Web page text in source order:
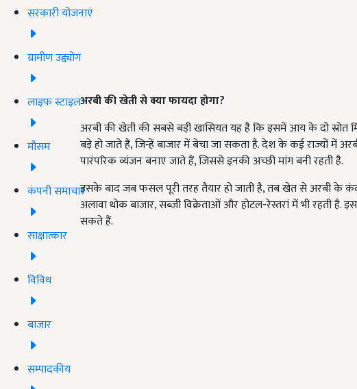
सरकारी योजनाएं
ग्रामीण उद्द्योग
लाइफ स्टाइल
मौसम
कंपनी समाचार
साक्षात्कार
विविध
बाजार
सम्पादकीय
अरबी की खेती से क्या फायदा होगा?
अरबी की खेती की सबसे बड़ी खासियत यह है कि इसमें आय के दो स्रोत
बड़े हो जाते हैं, जिन्हें बाजार में बेचा जा सकता है. देश के कई राज्यों में
पारंपरिक व्यंजन बनाए जाते हैं, जिससे इनकी अच्छी मांग बनी रहती है.
इसके बाद जब फसल पूरी तरह तैयार हो जाती है, तब खेत से अरबी के
अलावा थोक बाजार, सब्जी विक्रेताओं और होटल-रेस्तरां में भी रहती
सकते हैं.